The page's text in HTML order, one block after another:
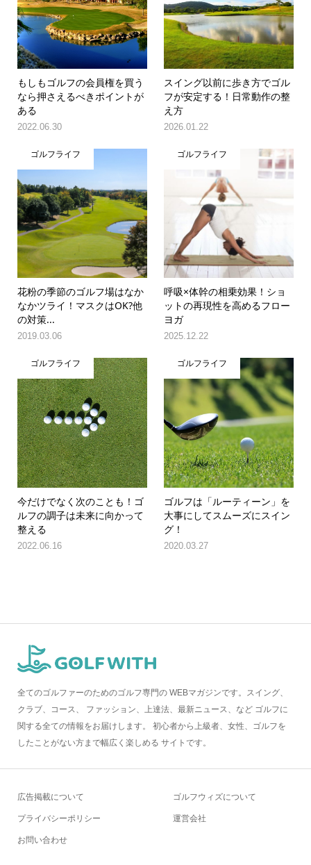
もしもゴルフの会員権を買う
なら押さえるべきポイントが
ある
2022.06.30
スイング以前に歩き方でゴル
フが安定する！日常動作の整
え方
2026.01.22
ゴルフライフ
花粉の季節のゴルフ場はなか
なかツライ！マスクはOK?他
の対策...
2019.03.06
ゴルフライフ
呼吸×体幹の相乗効果！ショ
ットの再現性を高めるフロー
ヨガ
2025.12.22
ゴルフライフ
今だけでなく次のことも！ゴ
ルフの調子は未来に向かって
整える
2022.06.16
ゴルフライフ
ゴルフは「ルーティーン」を
大事にしてスムーズにスイン
グ！
2020.03.27
全てのゴルファーのためのゴルフ専門の WEBマガジンです。スイング、
クラブ、コース、 ファッション、上達法、最新ニュース、など ゴルフに
関する全ての情報をお届けします。 初心者から上級者、女性、ゴルフを
したことがない方まで幅広く楽しめる サイトです。
広告掲載について
プライバシーポリシー
お問い合わせ
ゴルフウィズについて
運営会社